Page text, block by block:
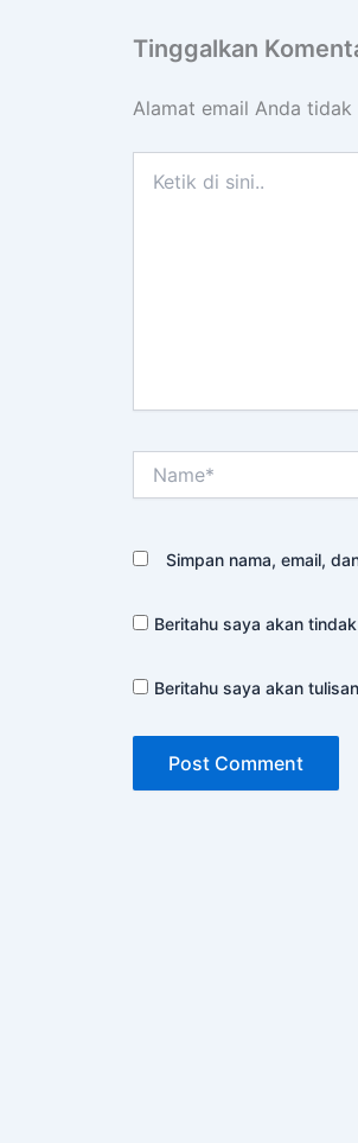
Tinggalkan
Alamat email Anda
Simpan nama, email,
Beritahu saya akan
Beritahu saya akan